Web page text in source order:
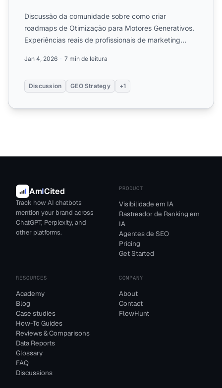
Discussão da comunidade sobre como criar
roadmaps de Otimização para Motores Generativos.
Experiências reais de profissionais de marketing
Jan 4, 2026 7 min de leitura
Discussion GEO Strategy +1
AmICited
Track how AI chatbots
mention your brand across
ChatGPT, Perplexity, and
other platforms.
PRODUCT
Visibilidade em IA
Rastreador de Ranking em
IA
Agentes de SEO
Pricing
Get Started
RESOURCES
Academy
Blog
Case studies
How-To Guides
Reviews & Comparisons
Data Reports
Glossary
FAQ
Discussions
COMPANY
About
Contact
FlowHunt